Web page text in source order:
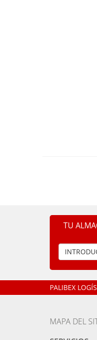
TU
PALIBEX
MAPA DEL